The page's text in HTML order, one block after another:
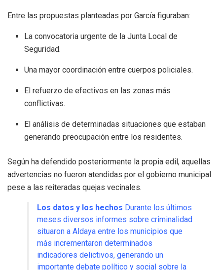
Entre las propuestas planteadas por García figuraban:
La convocatoria urgente de la Junta Local de
Seguridad.
Una mayor coordinación entre cuerpos policiales.
El refuerzo de efectivos en las zonas más
conflictivas.
El análisis de determinadas situaciones que estaban
generando preocupación entre los residentes.
Según ha defendido posteriormente la propia edil, aquellas
advertencias no fueron atendidas por el gobierno municipal
pese a las reiteradas quejas vecinales.
Los datos y los hechos Durante los últimos
meses diversos informes sobre criminalidad
situaron a Aldaya entre los municipios que
más incrementaron determinados
indicadores delictivos, generando un
importante debate político y social sobre la